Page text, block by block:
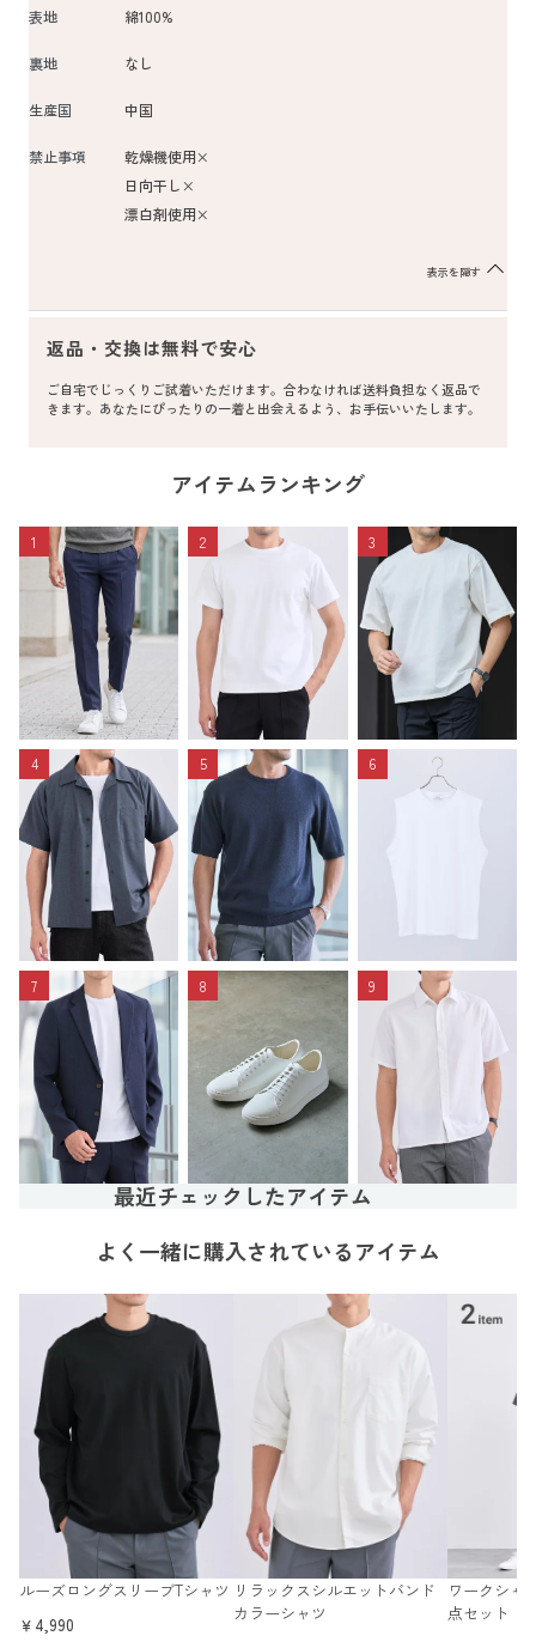
表地 綿100%
裏地 なし
生産国 中国
禁止事項
乾燥機使用×
日向干し×
漂白剤使用×
表示を隠す
返品・交換は無料で安心
ご自宅でじっくりご試着いただけます。合わなければ送料負担なく返品で
きます。あなたにぴったりの一着と出会えるよう、お手伝いいたします。
アイテムランキング
1 2 3
4 5 6
7 8 9
最近チェックしたアイテム
よく一緒に購入されているアイテム
ルーズロングスリーブTシャツ
￥4,990
リラックスシルエットバンド
カラーシャツ
ワークシャ
点セット